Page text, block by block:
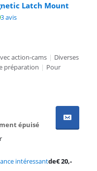
Latch Mount
3 avis
action-cams | Diverses
préparation | Pour
épuisé
intéressantde€20,-